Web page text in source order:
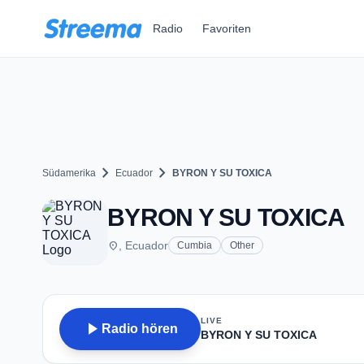
Radio Favoriten
Südamerika chevron_right Ecuador chevron_right BYRON Y SU TOXICA
BYRON Y SU TOXICA
place , Ecuador Cumbia Other
play_arrow Radio hören
LIVE
BYRON Y SU TOXICA